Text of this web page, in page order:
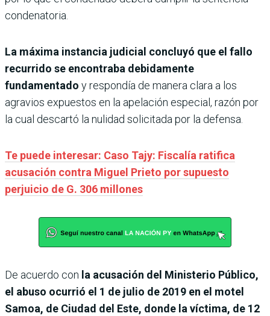
condenatoria.
La máxima instancia judicial concluyó que el fallo
recurrido se encontraba debidamente
fundamentado y respondía de manera clara a los
agravios expuestos en la apelación especial, razón por
la cual descartó la nulidad solicitada por la defensa.
Te puede interesar: Caso Tajy: Fiscalía ratifica
acusación contra Miguel Prieto por supuesto
perjuicio de G. 306 millones
De acuerdo con la acusación del Ministerio Público,
el abuso ocurrió el 1 de julio de 2019 en el motel
Samoa, de Ciudad del Este, donde la víctima, de 12